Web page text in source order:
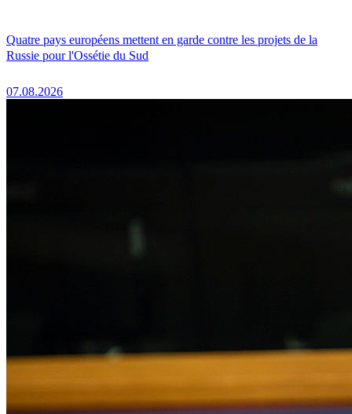
Quatre pays européens mettent en garde contre les projets de la
Russie pour l'Ossétie du Sud
07.08.2026